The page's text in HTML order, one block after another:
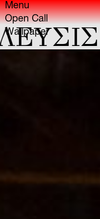
Menu
Open Call
Wallpaper